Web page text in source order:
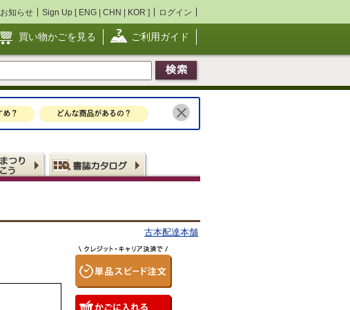
お知らせ Sign Up [ ENG | CHN | KOR ] ログイン
買い物かごを見る ご利用ガイド
古本配達本舗